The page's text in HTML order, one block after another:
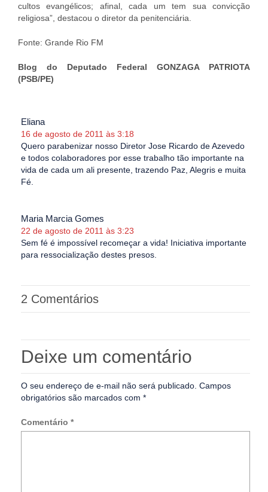
cultos evangélicos; afinal, cada um tem sua convicção
religiosa”, destacou o diretor da penitenciária.
Fonte: Grande Rio FM
Blog do Deputado Federal GONZAGA PATRIOTA
(PSB/PE)
Eliana
16 de agosto de 2011 às 3:18
Quero parabenizar nosso Diretor Jose Ricardo de Azevedo
e todos colaboradores por esse trabalho tão importante na
vida de cada um ali presente, trazendo Paz, Alegris e muita
Fé.
Maria Marcia Gomes
22 de agosto de 2011 às 3:23
Sem fé é impossível recomeçar a vida! Iniciativa importante
para ressocialização destes presos.
2 Comentários
Deixe um comentário
O seu endereço de e-mail não será publicado. Campos
obrigatórios são marcados com *
Comentário *